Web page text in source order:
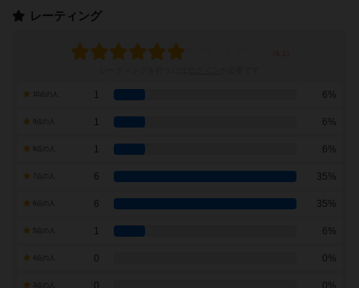
レーティング
1 6%
1 6%
1 6%
7点の人 6 35%
6 35%
1 6%
0 0%